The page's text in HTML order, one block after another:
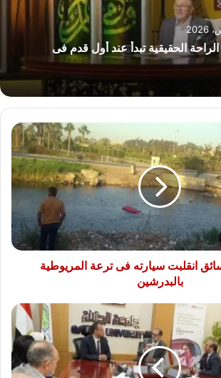
الحقيقية تبدأ عند أول قدم فى
انقلبت سيارته فى ترعة المريوطية
بالبدرشين